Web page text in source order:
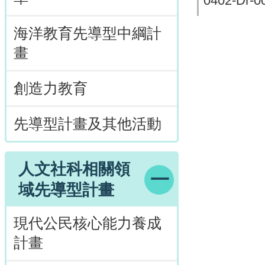
海洋教育先導型中綱計
畫
創造力教育
先導型計畫及其他活動
人文社科相關領
域先導型計畫
現代公民核心能力養成
計畫